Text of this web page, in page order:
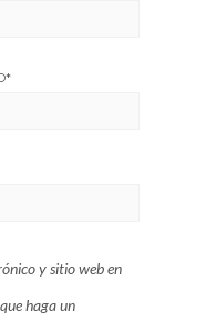
*
y sitio web en
haga un